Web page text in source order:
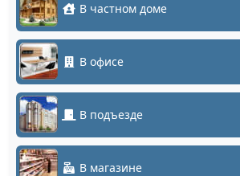
В частном доме
В офисе
В подъезде
В магазине